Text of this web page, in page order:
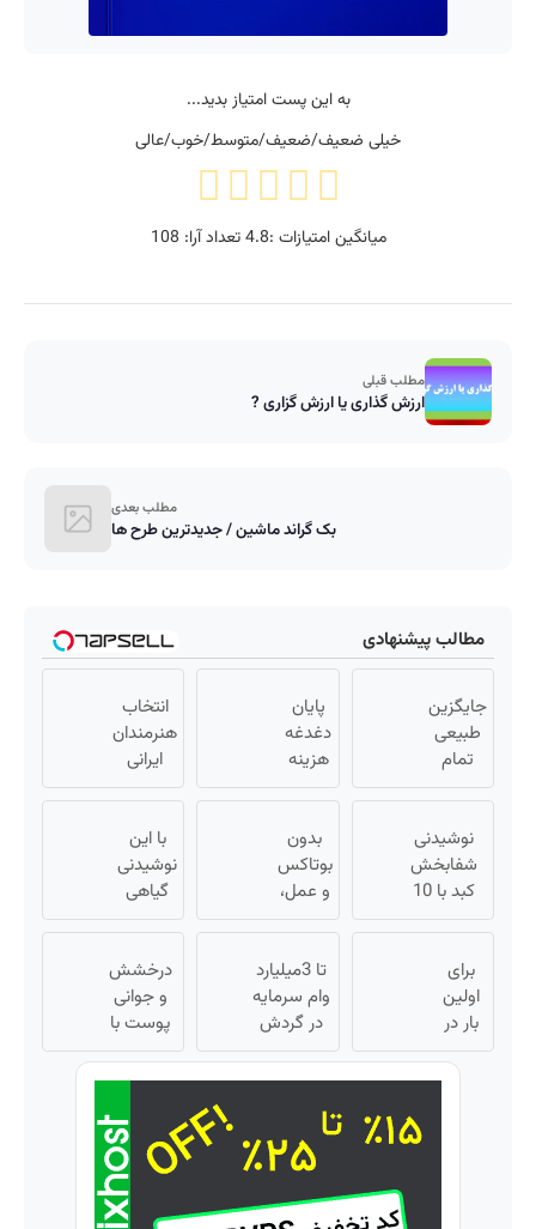
به این پست امتیاز بدید...
خیلی ضعیف/ضعیف/متوسط/خوب/عالی
میانگین امتیازات :4.8تعداد آرا: 108
مطلب قبلی
ارزش گذاری یا ارزش گزاری ?
مطلب بعدی
بک گراند ماشین / جدیدترین طرح ها
مطالب پیشنهادی
جایگزین
طبیعی
تمام
روش
تهاجمی
رویش
مو
پایان
دغدغه
هزینه
های
پزشکی
با پک
سفید
کننده
انتخاب
هنرمندان
ایرانی
برای
پوست!
خرید با
تخفیف
ویژه
نوشیدنی
شفابخش
کبد با 10
گیاه
تا امشب)
بدون
بوتاکس
و عمل،
با این
جلبک،
پوستت
رو جوان
کن
با این
نوشیدنی
گیاهی
کبدت
پرقدرته55%تخفیف
برای
اولین
بار در
ایران
🇮🇷
تا 3میلیارد
وام سرمایه
در گردش
فروشندگان
=>
رو ثبت کن
درخشش
و جوانی
پوست با
جلبک
اسپیرولینا!
محصول با
تخفیف
ویژه